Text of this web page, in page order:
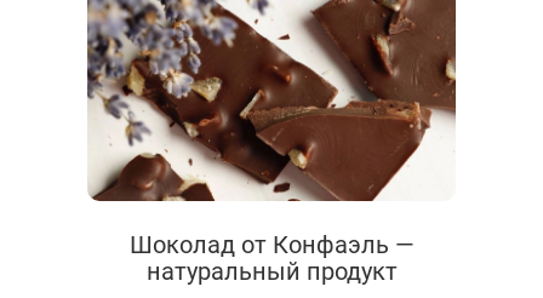
Шоколад от Конфаэль —
натуральный продукт